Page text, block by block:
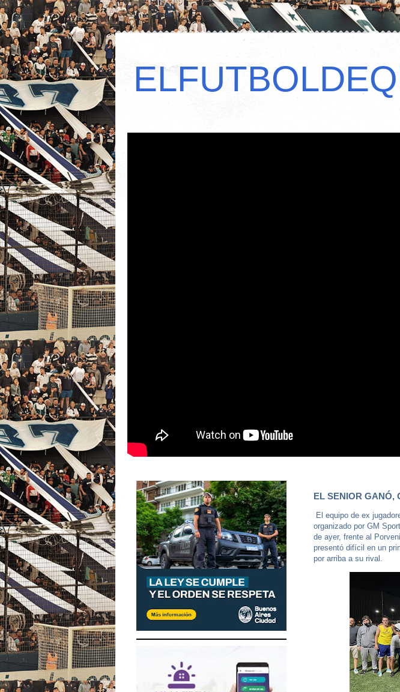
EL SENIOR GANÓ,
El equipo de ex
organizado por GM
de ayer, frente al
presentó difícil en un
por arriba a su rival.